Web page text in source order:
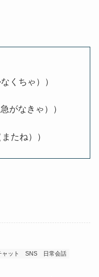
くちゃ））
がなきゃ））
たね））
ット
SNS 日常会話